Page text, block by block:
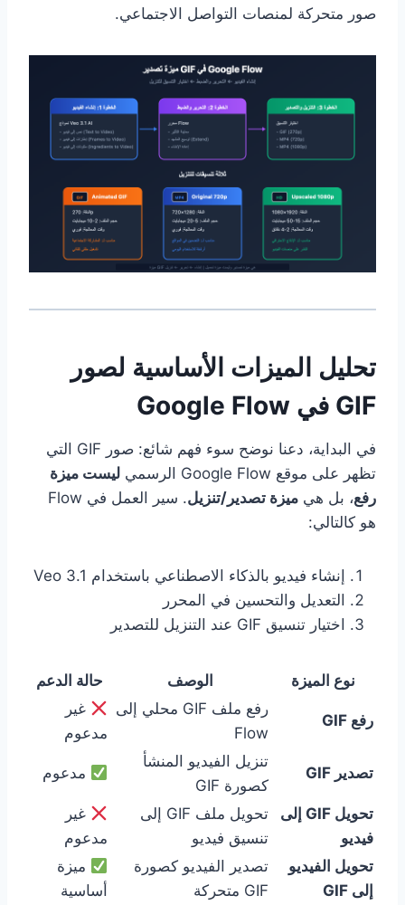
صور متحركة لمنصات التواصل الاجتماعي.
تحليل الميزات الأساسية لصور
GIF في Google Flow
في البداية، دعنا نوضح سوء فهم شائع: صور GIF التي
تظهر على موقع Google Flow الرسمي
ليست ميزة
رفع، بل هي ميزة تصدير/تنزيل
. سير العمل في Flow
هو كالتالي:
إنشاء فيديو بالذكاء الاصطناعي باستخدام Veo 3.1
التعديل والتحسين في المحرر
اختيار تنسيق GIF عند التنزيل للتصدير
نوع الميزة الوصف حالة الدعم
رفع GIF
رفع ملف GIF محلي إلى
Flow
غير
مدعوم
تصدير GIF
تنزيل الفيديو المنشأ
كصورة GIF
مدعوم
تحويل GIF إلى
فيديو
تحويل ملف GIF إلى
تنسيق فيديو
غير
مدعوم
تحويل الفيديو
إلى GIF
تصدير الفيديو كصورة
GIF متحركة
ميزة
أساسية